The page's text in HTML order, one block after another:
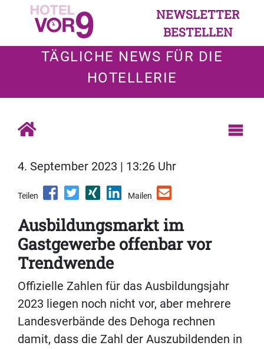
NEWSLETTER
BESTELLEN
TÄGLICHE NEWS FÜR DIE
HOTELLERIE
4. September 2023 | 13:26 Uhr
Teilen Mailen
Ausbildungsmarkt im
Gastgewerbe offenbar vor
Trendwende
Offizielle Zahlen für das Ausbildungsjahr
2023 liegen noch nicht vor, aber mehrere
Landesverbände des Dehoga rechnen
damit, dass die Zahl der Auszubildenden in